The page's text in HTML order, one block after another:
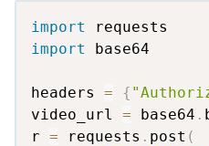
import
import base64
headers = {
video_url = base64 .
r = requests . post (